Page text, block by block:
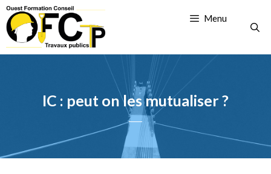
Menu
IC : peut on les mutualiser ?